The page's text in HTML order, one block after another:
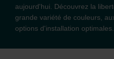
aujourd'hui. Découvrez la
grande variété de couleurs,
options d'installation optimales.